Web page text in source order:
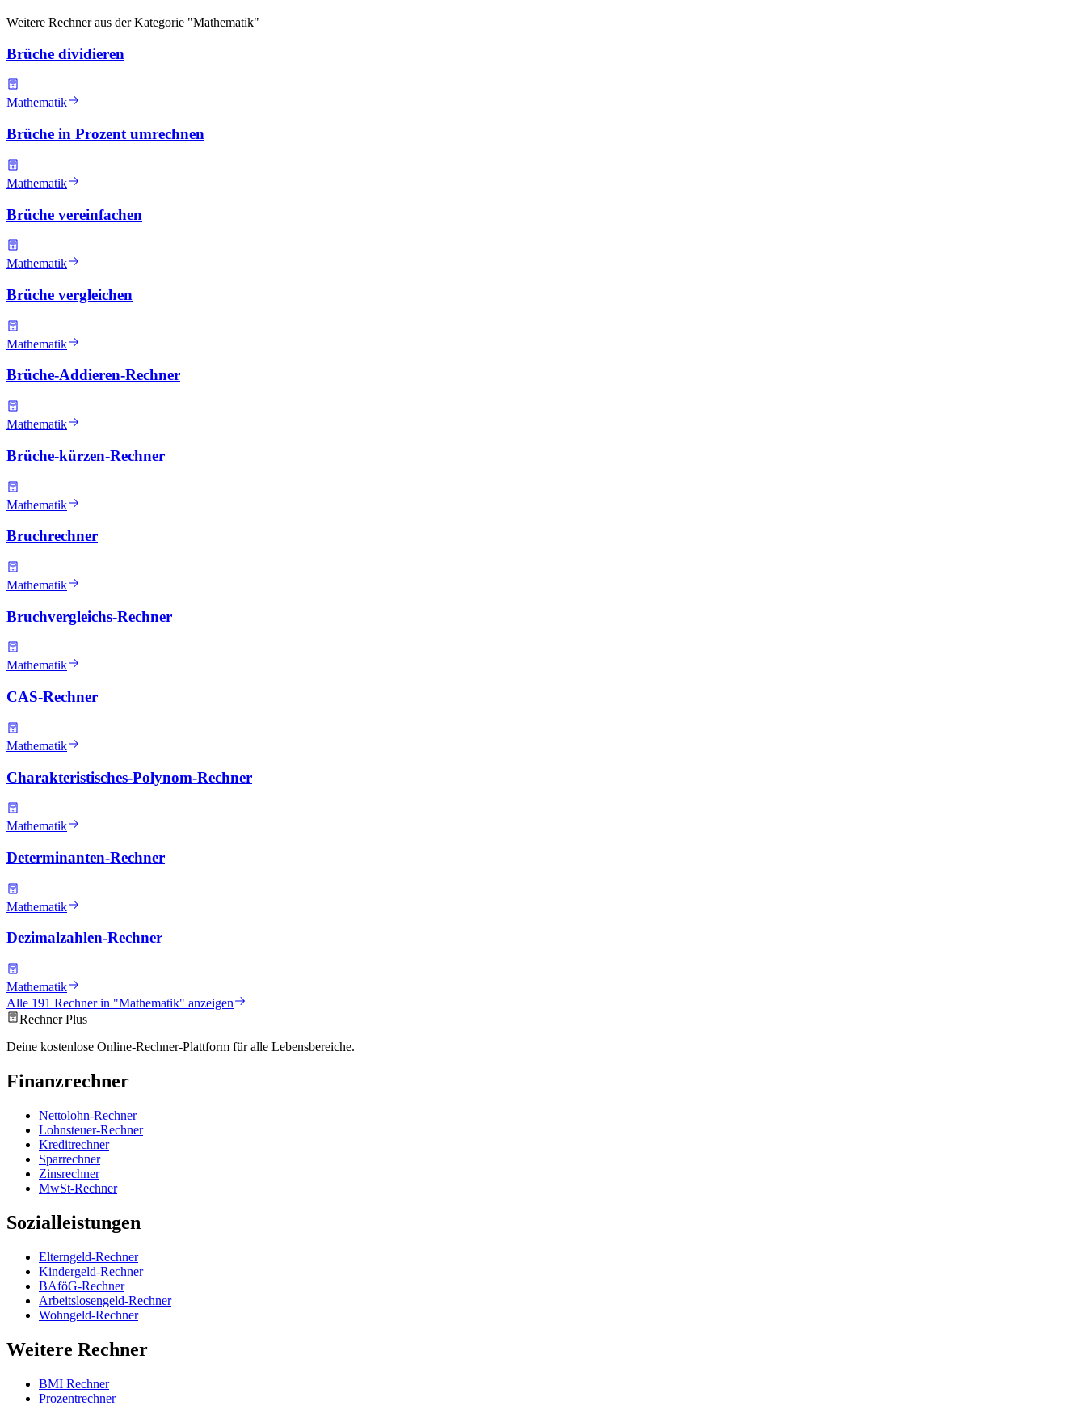
Weitere Rechner aus der Kategorie "Mathematik"
Brüche dividieren
Mathematik
Brüche in Prozent umrechnen
Mathematik
Brüche vereinfachen
Mathematik
Brüche vergleichen
Mathematik
Brüche-Addieren-Rechner
Mathematik
Brüche-kürzen-Rechner
Mathematik
Bruchrechner
Mathematik
Bruchvergleichs-Rechner
Mathematik
CAS-Rechner
Mathematik
Charakteristisches-Polynom-Rechner
Mathematik
Determinanten-Rechner
Mathematik
Dezimalzahlen-Rechner
Mathematik
Alle 191 Rechner in "Mathematik" anzeigen
Rechner Plus
Deine kostenlose Online-Rechner-Plattform für alle Lebensbereiche.
Finanzrechner
Nettolohn-Rechner
Lohnsteuer-Rechner
Kreditrechner
Sparrechner
Zinsrechner
MwSt-Rechner
Sozialleistungen
Elterngeld-Rechner
Kindergeld-Rechner
BAföG-Rechner
Arbeitslosengeld-Rechner
Wohngeld-Rechner
Weitere Rechner
BMI Rechner
Prozentrechner